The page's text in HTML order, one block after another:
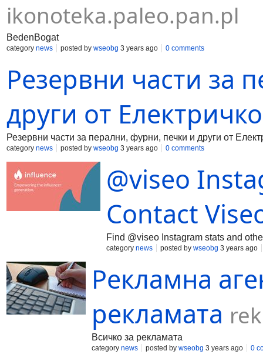
измерва в литри. Повечето
домакинства. Ако имате голямо
ikonoteka.paleo.pan.pl
BedenBogat
category news posted by wseobg 3 years ago 0 comments
Резервни части за
други от Електричко
Резервни части за перални, фурни, печки и други от
category news posted by wseobg 3 years ago 0 comments
@viseo
Contact
Find @viseo Instagram stats and
category news posted by wseobg 3 years ago
Рекламна
рекламата
Всичко за рекламата
category news posted by wseobg 3 years ago 0